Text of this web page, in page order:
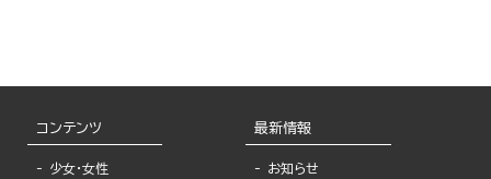
コンテンツ
少女・女性
最新情報
お知らせ